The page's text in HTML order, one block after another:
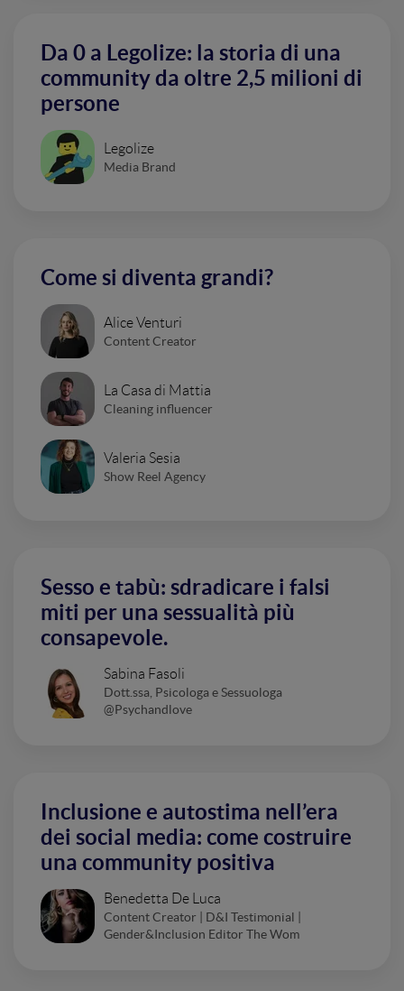
Da 0 a Legolize: la storia di una
community da oltre 2,5 milioni di
persone
Legolize
Media Brand
Come si diventa grandi?
Alice Venturi
Content Creator
La Casa di Mattia
Cleaning influencer
Valeria Sesia
Show Reel Agency
Sesso e tabù: sdradicare i falsi
miti per una sessualità più
consapevole.
Sabina Fasoli
Dott.ssa, Psicologa e Sessuologa
@Psychandlove
Inclusione e autostima nell’era
dei social media: come costruire
una community positiva
Benedetta De Luca
Content Creator | D&I Testimonial |
Gender&Inclusion Editor The Wom